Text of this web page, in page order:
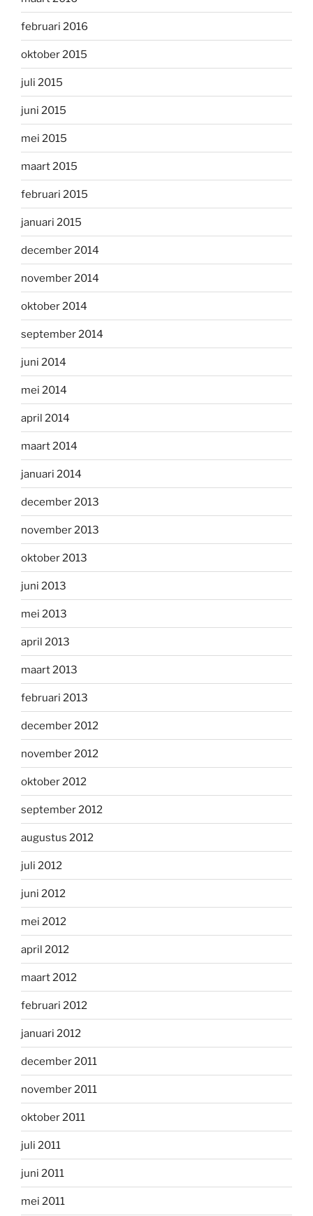
februari 2016
oktober 2015
juli 2015
juni 2015
mei 2015
maart 2015
februari 2015
januari 2015
december 2014
november 2014
oktober 2014
september 2014
juni 2014
mei 2014
april 2014
maart 2014
januari 2014
december 2013
november 2013
oktober 2013
juni 2013
mei 2013
april 2013
maart 2013
februari 2013
december 2012
november 2012
oktober 2012
september 2012
augustus 2012
juli 2012
juni 2012
mei 2012
april 2012
maart 2012
februari 2012
januari 2012
december 2011
november 2011
oktober 2011
juli 2011
juni 2011
mei 2011